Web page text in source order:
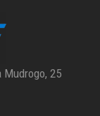
Mudrogo, 25